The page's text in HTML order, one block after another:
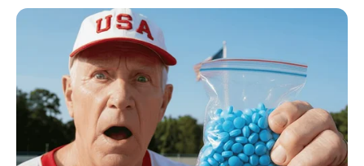
ดูดวงรายวัน
ดูดวงรายวัน